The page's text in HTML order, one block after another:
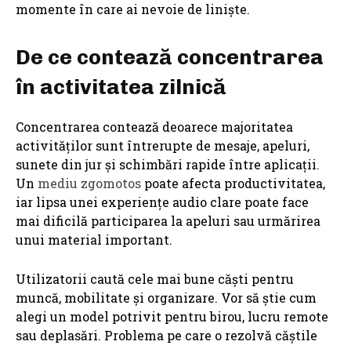
momente în care ai nevoie de liniște.
De ce contează concentrarea
în activitatea zilnică
Concentrarea contează deoarece majoritatea
activităților sunt întrerupte de mesaje, apeluri,
sunete din jur și schimbări rapide între aplicații.
Un mediu zgomotos poate afecta productivitatea,
iar lipsa unei experiențe audio clare poate face
mai dificilă participarea la apeluri sau urmărirea
unui material important.
Utilizatorii caută cele mai bune căști pentru
muncă, mobilitate și organizare. Vor să știe cum
alegi un model potrivit pentru birou, lucru remote
sau deplasări. Problema pe care o rezolvă căștile